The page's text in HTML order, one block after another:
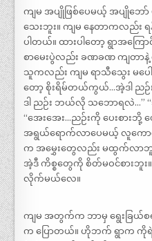
ကျမ အပျိုဖြစ်ပေမယ့် အပျိုဘော်
သေးဘူး။ ကျမ နေတာကလည်း ရ
ပါတယ်။ ထားပါတော့ ရွာအကြ
စာမေးပွဲလည်း ခဏခဏ ကျတာနဲ့
သူကလည်း ကျမ ရာသီသွေး မပ
တော့ စိုးရိမ်တယ်ကွယ်…အဲ့ဒါ ညဉ်းအ
ဒါ ညဉ်း ဘယ်လို သဘောရလဲ…”
“အေးအေး…ညဉ်းကို ပေးစား
အရွယ်ရောက်လာပေမယ့် လူကောင်
က အမွှေးတွေလည်း မထွက်လာဘူး။
အဲ့ဒီ ကိစ္စတွေကို စိတ်မဝင်စားဘူး။
လိုက်မယ်လေ။
ကျမ အတွက်က ဘာမှ ရွေးခြယ်
က ပြောတယ်။ ဟိုဘက် ရွာက ကို